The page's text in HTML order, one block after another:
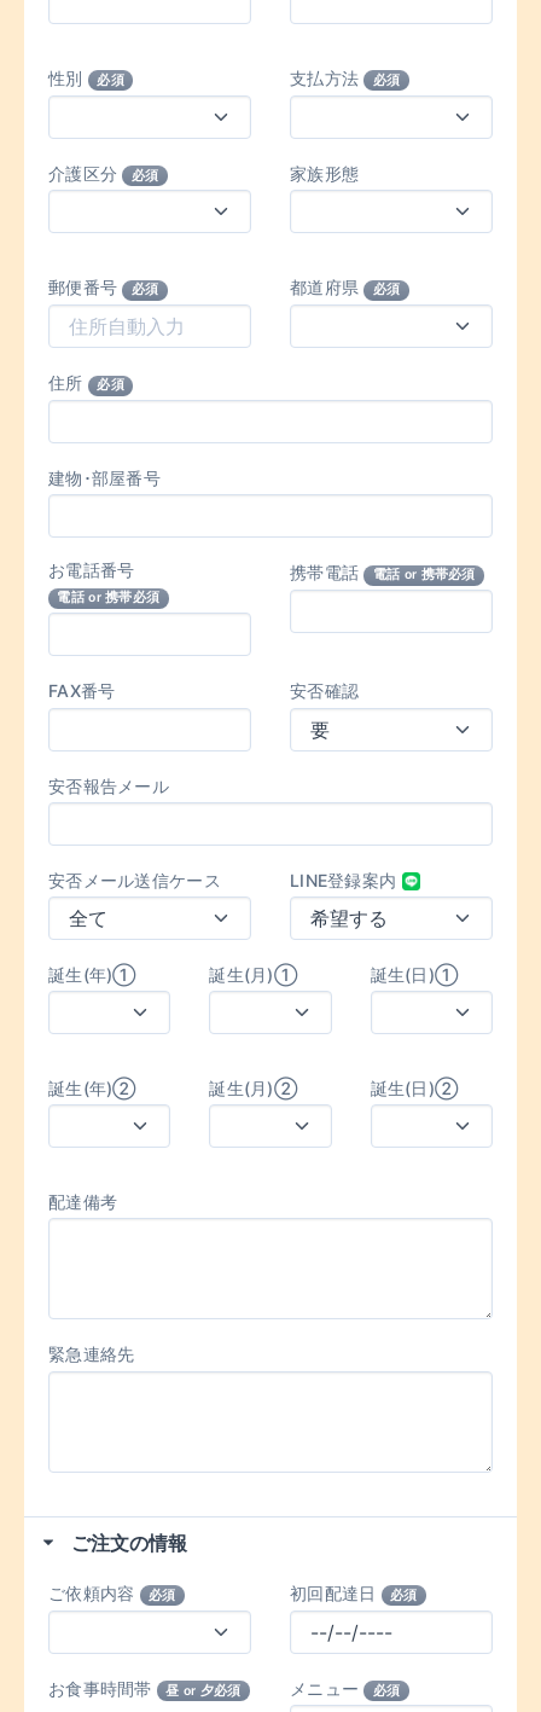
性別 必須 支払方法 必須
介護区分 必須 家族形態
郵便番号 必須 都道府県 必須
住所 必須
建物･部屋番号
お電話番号
電話 or 携帯必須
携帯電話 電話 or 携帯必須
FAX番号 安否確認
安否報告メール
安否メール送信ケース LINE登録案内
誕生(年)① 誕生(月)① 誕生(日)①
誕生(年)② 誕生(月)② 誕生(日)②
配達備考
緊急連絡先
ご注文の情報
ご依頼内容 必須 初回配達日 必須
お食事時間帯 昼 or 夕必須 メニュー 必須